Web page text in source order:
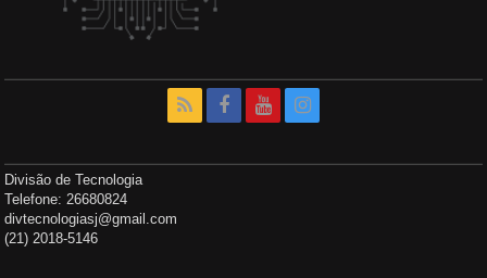
Divisão de Tecnologia
Telefone: 26680824
divtecnologiasj@gmail.com
(21) 2018-5146